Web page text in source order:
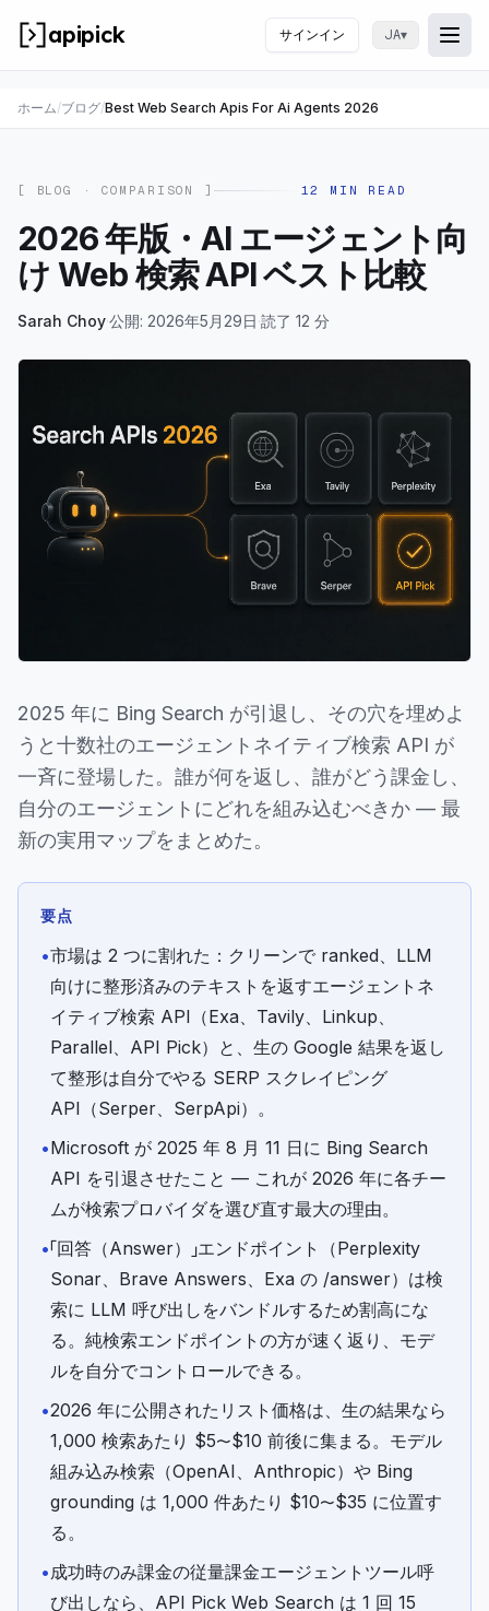
apipick サインイン JA▾
メニ
ホーム/ブログ/Best Web Search Apis For Ai Agents 2026
[ BLOG ·COMPARISON ] 12 MIN READ
2026 年版・AI エージェント向
け Web 検索 API ベスト比較
Sarah Choy·公開: 2026年5月29日·読了 12 分
2025 年に Bing Search が引退し、その穴を埋めよ
うと十数社のエージェントネイティブ検索 API が
一斉に登場した。誰が何を返し、誰がどう課金し、
自分のエージェントにどれを組み込むべきか — 最
新の実用マップをまとめた。
要点
•市場は 2 つに割れた：クリーンで ranked、LLM
向けに整形済みのテキストを返すエージェントネ
イティブ検索 API（Exa、Tavily、Linkup、
Parallel、API Pick）と、生の Google 結果を返し
て整形は自分でやる SERP スクレイピング
API（Serper、SerpApi）。
•Microsoft が 2025 年 8 月 11 日に Bing Search
API を引退させたこと — これが 2026 年に各チー
ムが検索プロバイダを選び直す最大の理由。
•「回答（Answer）」エンドポイント（Perplexity
Sonar、Brave Answers、Exa の /answer）は検
索に LLM 呼び出しをバンドルするため割高にな
る。純検索エンドポイントの方が速く返り、モデ
ルを自分でコントロールできる。
•2026 年に公開されたリスト価格は、生の結果なら
1,000 検索あたり $5〜$10 前後に集まる。モデル
組み込み検索（OpenAI、Anthropic）や Bing
grounding は 1,000 件あたり $10〜$35 に位置す
る。
•成功時のみ課金の従量課金エージェントツール呼
び出しなら、API Pick Web Search は 1 回 15